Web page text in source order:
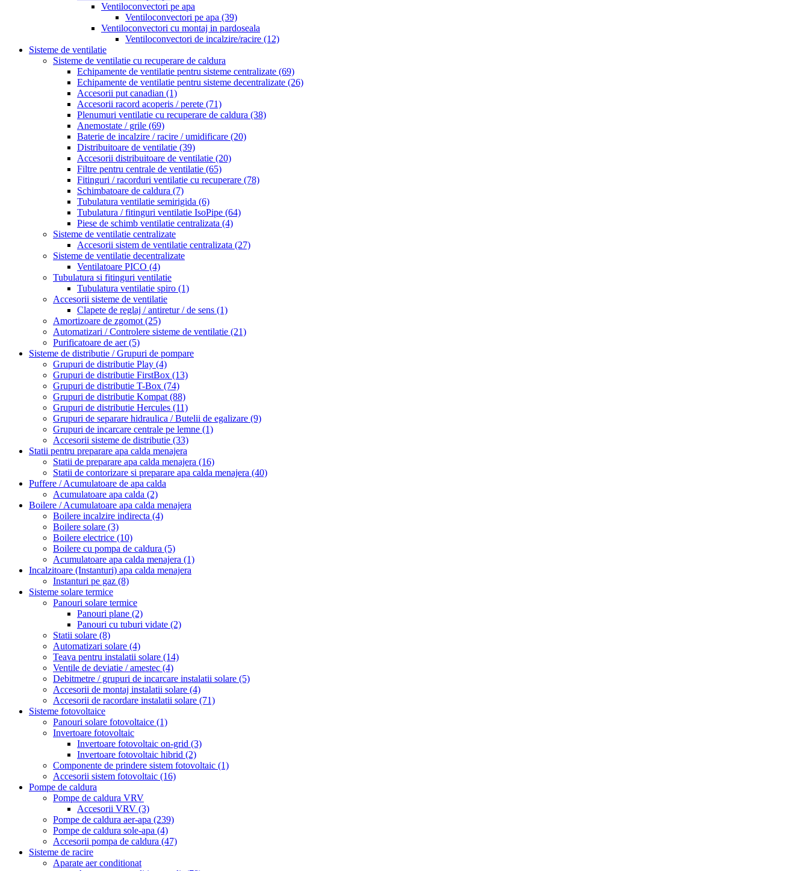
Ventiloconvectori pe apa
Ventiloconvectori pe apa (39)
Ventiloconvectori cu montaj in pardoseala
Ventiloconvectori de incalzire/racire (12)
Sisteme de ventilatie
Sisteme de ventilatie cu recuperare de caldura
Echipamente de ventilatie pentru sisteme centralizate (69)
Echipamente de ventilatie pentru sisteme decentralizate (26)
Accesorii put canadian (1)
Accesorii racord acoperis / perete (71)
Plenumuri ventilatie cu recuperare de caldura (38)
Anemostate / grile (69)
Baterie de incalzire / racire / umidificare (20)
Distribuitoare de ventilatie (39)
Accesorii distribuitoare de ventilatie (20)
Filtre pentru centrale de ventilatie (65)
Fitinguri / racorduri ventilatie cu recuperare (78)
Schimbatoare de caldura (7)
Tubulatura ventilatie semirigida (6)
Tubulatura / fitinguri ventilatie IsoPipe (64)
Piese de schimb ventilatie centralizata (4)
Sisteme de ventilatie centralizate
Accesorii sistem de ventilatie centralizata (27)
Sisteme de ventilatie decentralizate
Ventilatoare PICO (4)
Tubulatura si fitinguri ventilatie
Tubulatura ventilatie spiro (1)
Accesorii sisteme de ventilatie
Clapete de reglaj / antiretur / de sens (1)
Amortizoare de zgomot (25)
Automatizari / Controlere sisteme de ventilatie (21)
Purificatoare de aer(5)
Sisteme de distributie / Grupuri de pompare
Grupuri de distributie Play (4)
Grupuri de distributie FirstBox (13)
Grupuri de distributie T-Box (74)
Grupuri de distributie Kompat (88)
Grupuri de distributie Hercules (11)
Grupuri de separare hidraulica / Butelii de egalizare (9)
Grupuri de incarcare centrale pe lemne (1)
Accesorii sisteme de distributie (33)
Statii pentru preparare apa calda menajera
Statii de preparare apa calda menajera (16)
Statii de contorizare si preparare apa calda menajera (40)
Puffere / Acumulatoare de apa calda
Acumulatoare apa calda (2)
Boilere / Acumulatoare apa calda menajera
Boilere incalzire indirecta (4)
Boilere solare (3)
Boilere electrice (10)
Boilere cu pompa de caldura (5)
Acumulatoare apa calda menajera (1)
Incalzitoare (Instanturi) apa calda menajera
Instanturi pe gaz (8)
Sisteme solare termice
Panouri solare termice
Panouri plane (2)
Panouri cu tuburi vidate (2)
Statii solare (8)
Automatizari solare (4)
Teava pentru instalatii solare (14)
Ventile de deviatie / amestec (4)
Debitmetre / grupuri de incarcare instalatii solare (5)
Accesorii de montaj instalatii solare (4)
Accesorii de racordare instalatii solare (71)
Sisteme fotovoltaice
Panouri solare fotovoltaice (1)
Invertoare fotovoltaic
Invertoare fotovoltaic on-grid (3)
Invertoare fotovoltaic hibrid (2)
Componente de prindere sistem fotovoltaic (1)
Accesorii sistem fotovoltaic (16)
Pompe de caldura
Pompe de caldura VRV
Accesorii VRV (3)
Pompe de caldura aer-apa (239)
Pompe de caldura sole-apa (4)
Accesorii pompa de caldura (47)
Sisteme de racire
Aparate aer conditionat